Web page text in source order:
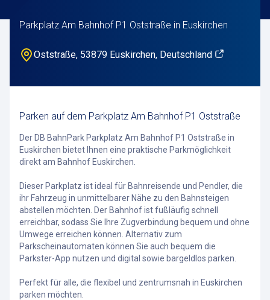
Parkplatz Am Bahnhof P1 Oststraße in Euskirchen
Oststraße, 53879 Euskirchen, Deutschland
Parken auf dem Parkplatz Am Bahnhof P1 Oststraße
Der DB BahnPark Parkplatz Am Bahnhof P1 Oststraße in
Euskirchen bietet Ihnen eine praktische Parkmöglichkeit
direkt am Bahnhof Euskirchen.
Dieser Parkplatz ist ideal für Bahnreisende und Pendler, die
ihr Fahrzeug in unmittelbarer Nähe zu den Bahnsteigen
abstellen möchten. Der Bahnhof ist fußläufig schnell
erreichbar, sodass Sie Ihre Zugverbindung bequem und ohne
Umwege erreichen können. Alternativ zum
Parkscheinautomaten können Sie auch bequem die
Parkster-App nutzen und digital sowie bargeldlos parken.
Perfekt für alle, die flexibel und zentrumsnah in Euskirchen
parken möchten.